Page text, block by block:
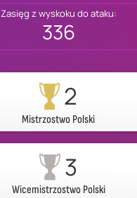
Zasięg z wyskoku do ataku:
336
2
Mistrzostwo Polski
3
Wicemistrzostwo Polski